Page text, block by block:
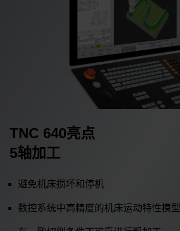
TNC 640亮点
5轴加工
避免机床损坏和停机
数控系统中高精度的机床运动特性模型